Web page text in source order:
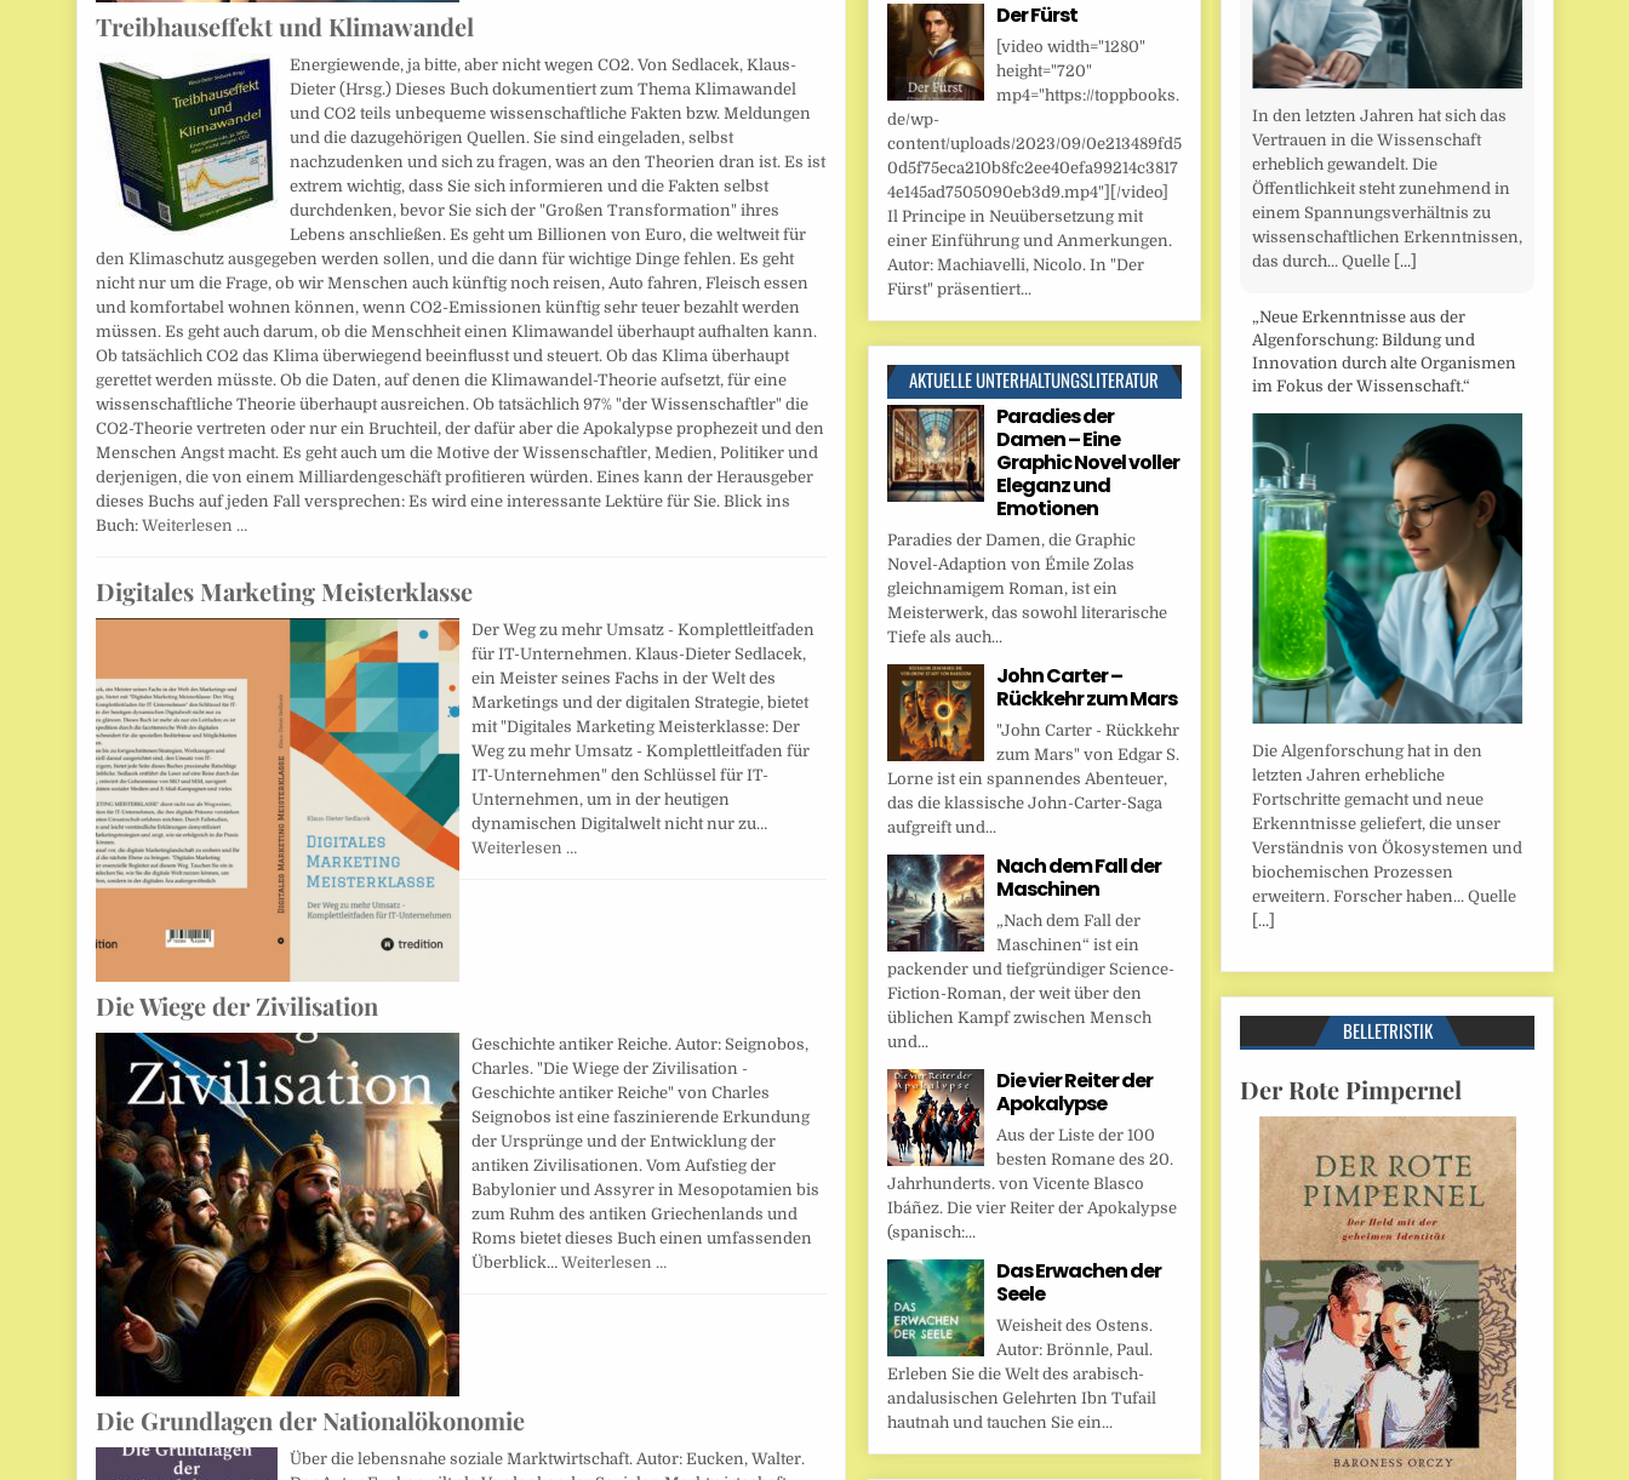
Treibhauseffekt und Klimawandel
Energiewende, ja bitte, aber nicht wegen CO2. Von Sedlacek, Klaus-
Dieter (Hrsg.) Dieses Buch dokumentiert zum Thema Klimawandel
und CO2 teils unbequeme wissenschaftliche Fakten bzw. Meldungen
und die dazugehörigen Quellen. Sie sind eingeladen, selbst
nachzudenken und sich zu fragen, was an den Theorien dran ist. Es ist
extrem wichtig, dass Sie sich informieren und die Fakten selbst
durchdenken, bevor Sie sich der "Großen Transformation" ihres
Lebens anschließen. Es geht um Billionen von Euro, die weltweit für
den Klimaschutz ausgegeben werden sollen, und die dann für wichtige Dinge fehlen. Es geht
nicht nur um die Frage, ob wir Menschen auch künftig noch reisen, Auto fahren, Fleisch essen
und komfortabel wohnen können, wenn CO2-Emissionen künftig sehr teuer bezahlt werden
müssen. Es geht auch darum, ob die Menschheit einen Klimawandel überhaupt aufhalten kann.
Ob tatsächlich CO2 das Klima überwiegend beeinflusst und steuert. Ob das Klima überhaupt
gerettet werden müsste. Ob die Daten, auf denen die Klimawandel-Theorie aufsetzt, für eine
wissenschaftliche Theorie überhaupt ausreichen. Ob tatsächlich 97% "der Wissenschaftler" die
CO2-Theorie vertreten oder nur ein Bruchteil, der dafür aber die Apokalypse prophezeit und den
Menschen Angst macht. Es geht auch um die Motive der Wissenschaftler, Medien, Politiker und
derjenigen, die von einem Milliardengeschäft profitieren würden. Eines kann der Herausgeber
dieses Buchs auf jeden Fall versprechen: Es wird eine interessante Lektüre für Sie. Blick ins
Buch:Weiterlesen …
Digitales Marketing Meisterklasse
Der Weg zu mehr Umsatz - Komplettleitfaden
für IT-Unternehmen. Klaus-Dieter Sedlacek,
ein Meister seines Fachs in der Welt des
Marketings und der digitalen Strategie, bietet
mit "Digitales Marketing Meisterklasse: Der
Weg zu mehr Umsatz - Komplettleitfaden für
IT-Unternehmen" den Schlüssel für IT-
Unternehmen, um in der heutigen
dynamischen Digitalwelt nicht nur zu…
Weiterlesen …
Die Wiege der Zivilisation
Geschichte antiker Reiche. Autor: Seignobos,
Charles. "Die Wiege der Zivilisation -
Geschichte antiker Reiche" von Charles
Seignobos ist eine faszinierende Erkundung
der Ursprünge und der Entwicklung der
antiken Zivilisationen. Vom Aufstieg der
Babylonier und Assyrer in Mesopotamien bis
zum Ruhm des antiken Griechenlands und
Roms bietet dieses Buch einen umfassenden
Überblick…Weiterlesen …
Die Grundlagen der Nationalökonomie
Über die lebensnahe soziale Marktwirtschaft. Autor: Eucken, Walter.
Der Fürst
[video width="1280"
height="720"
mp4="https://toppbooks.
de/wp-
content/uploads/2023/09/0e213489fd5
0d5f75eca210b8fc2ee40efa99214c3817
4e145ad7505090eb3d9.mp4"][/video]
Il Principe in Neuübersetzung mit
einer Einführung und Anmerkungen.
Autor: Machiavelli, Nicolo. In "Der
Fürst" präsentiert...
AKTUELLE UNTERHALTUNGSLITERATUR
Paradies der
Damen – Eine
Graphic Novel voller
Eleganz und
Emotionen
Paradies der Damen, die Graphic
Novel-Adaption von Émile Zolas
gleichnamigem Roman, ist ein
Meisterwerk, das sowohl literarische
Tiefe als auch...
John Carter –
Rückkehr zum Mars
"John Carter - Rückkehr
zum Mars" von Edgar S.
Lorne ist ein spannendes Abenteuer,
das die klassische John-Carter-Saga
aufgreift und...
Nach dem Fall der
Maschinen
„Nach dem Fall der
Maschinen“ ist ein
packender und tiefgründiger Science-
Fiction-Roman, der weit über den
üblichen Kampf zwischen Mensch
und...
Die vier Reiter der
Apokalypse
Aus der Liste der 100
besten Romane des 20.
Jahrhunderts. von Vicente Blasco
Ibáñez. Die vier Reiter der Apokalypse
(spanisch:...
Das Erwachen der
Seele
Weisheit des Ostens.
Autor: Brönnle, Paul.
Erleben Sie die Welt des arabisch-
andalusischen Gelehrten Ibn Tufail
hautnah und tauchen Sie ein...
In den letzten Jahren hat sich das
Vertrauen in die Wissenschaft
erheblich gewandelt. Die
Öffentlichkeit steht zunehmend in
einem Spannungsverhältnis zu
wissenschaftlichen Erkenntnissen,
das durch... Quelle [...]
„Neue Erkenntnisse aus der
Algenforschung: Bildung und
Innovation durch alte Organismen
im Fokus der Wissenschaft.“
Die Algenforschung hat in den
letzten Jahren erhebliche
Fortschritte gemacht und neue
Erkenntnisse geliefert, die unser
Verständnis von Ökosystemen und
biochemischen Prozessen
erweitern. Forscher haben... Quelle
[...]
BELLETRISTIK
Der Rote Pimpernel